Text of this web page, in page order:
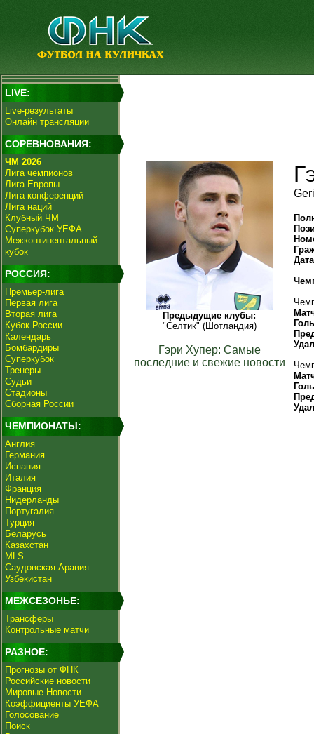
LIVE:
Live-результаты
Онлайн трансляции
СОРЕВНОВАНИЯ:
ЧМ 2026
Лига чемпионов
Лига Европы
Лига конференций
Лига наций
Клубный ЧМ
Суперкубок УЕФА
Межконтинентальный
кубок
РОССИЯ:
Премьер-лига
Первая лига
Вторая лига
Кубок России
Календарь
Бомбардиры
Суперкубок
Тренеры
Судьи
Стадионы
Сборная России
ЧЕМПИОНАТЫ:
Англия
Германия
Испания
Италия
Франция
Нидерланды
Португалия
Турция
Беларусь
Казахстан
MLS
Саудовская Аравия
Узбекистан
МЕЖСЕЗОНЬЕ:
Трансферы
Контрольные матчи
РАЗНОЕ:
Прогнозы от ФНК
Российские новости
Мировые Новости
Коэффициенты УЕФА
Голосование
Поиск
Предыдущие клубы:
"Селтик" (Шотландия)
Гэри Хупер: Самые
последние и свежие новости